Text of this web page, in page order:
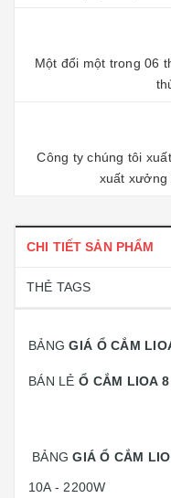
Một đổi một trong 06
Công ty chúng tôi
xuất xưởng
CHI TIẾT SẢN PHẨM
THẺ TAGS
BẢNGGIÁ Ổ CẮM
BÁN LẺ Ổ CẮM LIOA
BẢNGGIÁ Ổ CẮM
10A - 2200W